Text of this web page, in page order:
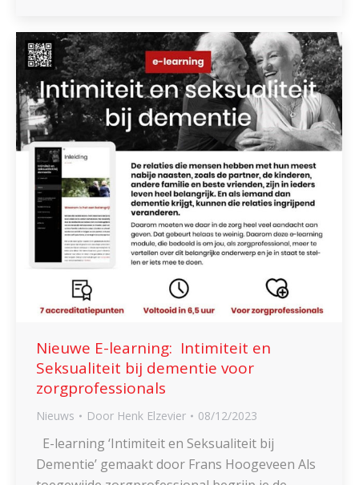
Nieuwe E-learning: Intimiteit en
Seksualiteit bij dementie voor
zorgprofessionals
Nieuws Door Henk Elzevier 08/12/2023
E-learning ‘Intimiteit en Seksualiteit bij
Dementie’ gemaakt door Frans Hoogeveen Als